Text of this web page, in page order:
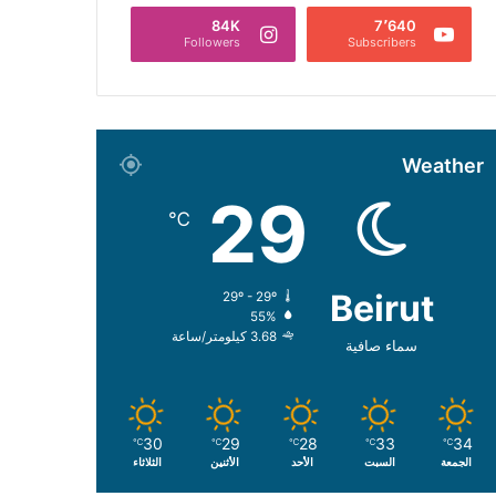
7٬640
Subscribers
84K
Followers
Weather
Beirut
سماء صافية
29
℃
29º - 29º
55%
3.68 كيلومتر/ساعة
34
℃
الجمعة
33
℃
السبت
28
℃
الأحد
29
℃
الأثنين
30
℃
الثلاثاء